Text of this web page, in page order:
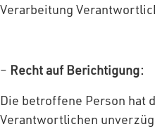
Verarbeitung
– Recht auf Berichtigung:
Die betroffene Person hat
Verantwortlichen